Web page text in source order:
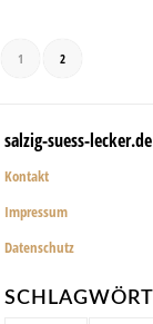
1 2
salzig-suess-
Kontakt
Impressum
Datenschutz